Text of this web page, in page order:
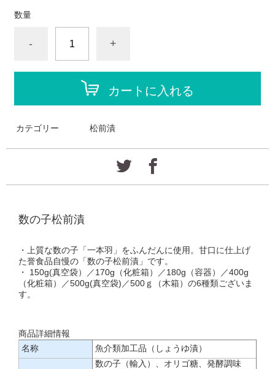
数量
- +
カートに入れる
カテゴリー 松前漬
数の子松前漬
・上質な数の子「一本羽」をふんだんに使用。甘口に仕上げ
た誉食品自慢の「数の子松前漬」です。
・ 150g(真空袋）／170g（化粧箱）／180g（容器）／400g
（化粧箱）／500g(真空袋)／500ｇ（木箱）の6種類ございま
す。
商品詳細情報
名称
魚介類加工品（しょうゆ漬）
数の子（輸入）、オリゴ糖、発酵調味